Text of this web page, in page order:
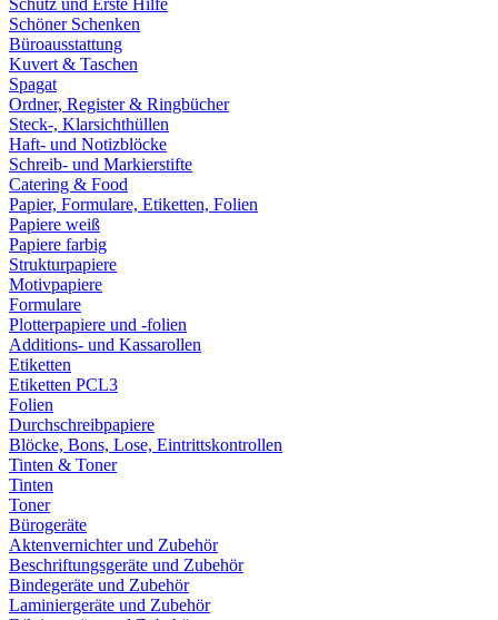
Schutz und Erste Hilfe
Schöner Schenken
Büroausstattung
Kuvert & Taschen
Spagat
Ordner, Register & Ringbücher
Steck-, Klarsichthüllen
Haft- und Notizblöcke
Schreib- und Markierstifte
Catering & Food
Papier, Formulare, Etiketten, Folien
Papiere weiß
Papiere farbig
Strukturpapiere
Motivpapiere
Formulare
Plotterpapiere und -folien
Additions- und Kassarollen
Etiketten
Etiketten PCL3
Folien
Durchschreibpapiere
Blöcke, Bons, Lose, Eintrittskontrollen
Tinten & Toner
Tinten
Toner
Bürogeräte
Aktenvernichter und Zubehör
Beschriftungsgeräte und Zubehör
Bindegeräte und Zubehör
Laminiergeräte und Zubehör